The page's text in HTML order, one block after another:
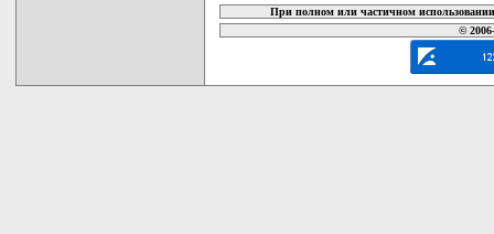
При полном или частичном
©